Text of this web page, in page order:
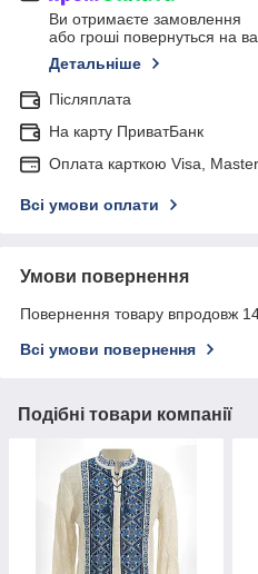
Ви отримаєте замовлення
або гроші повернуться на
Детальніше
Післяплата
На карту ПриватБанк
Оплата карткою Visa,
Всі умови оплати
Умови повернення
Повернення товару впродовж
Всі умови повернення
Подібні товари компанії